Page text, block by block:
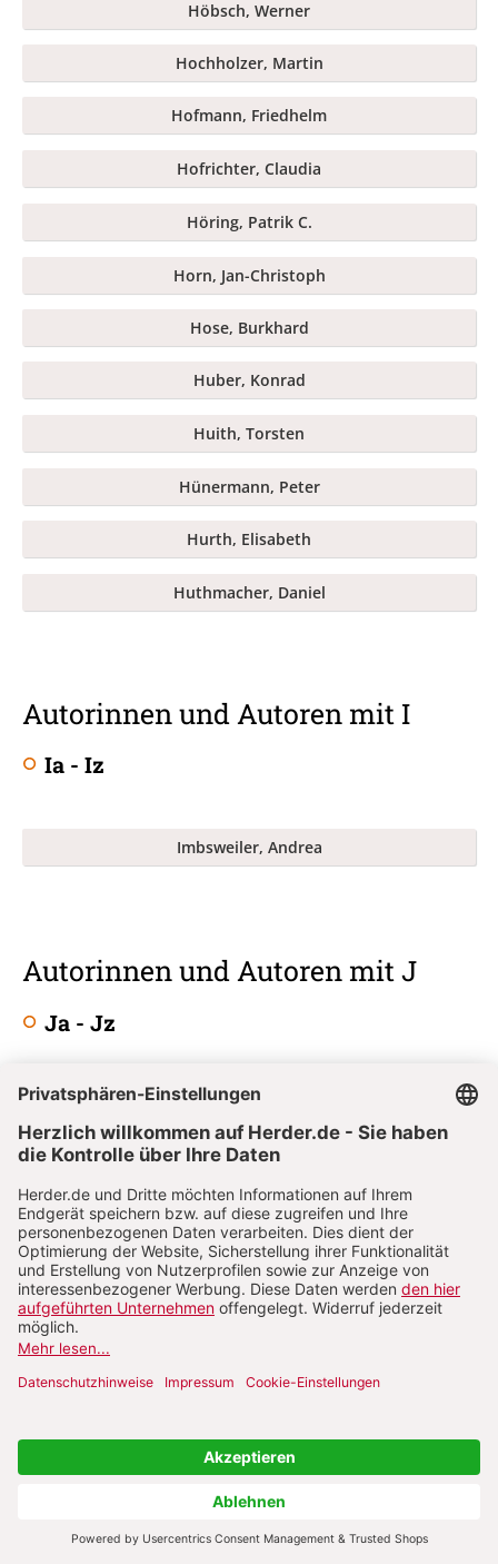
Höbsch, Werner
Hochholzer, Martin
Hofmann, Friedhelm
Hofrichter, Claudia
Höring, Patrik C.
Horn, Jan-Christoph
Hose, Burkhard
Huber, Konrad
Huith, Torsten
Hünermann, Peter
Hurth, Elisabeth
Huthmacher, Daniel
Autorinnen und Autoren mit I
Ia - Iz
Imbsweiler, Andrea
Autorinnen und Autoren mit J
Ja - Jz
Jacobs, Christoph
Jahn, Anna-Lena
Jäkel, Klaus
Jaklitsch, Alexander
Jansen, Frank
Jast, Sven
Jeggle-Merz, Birgit